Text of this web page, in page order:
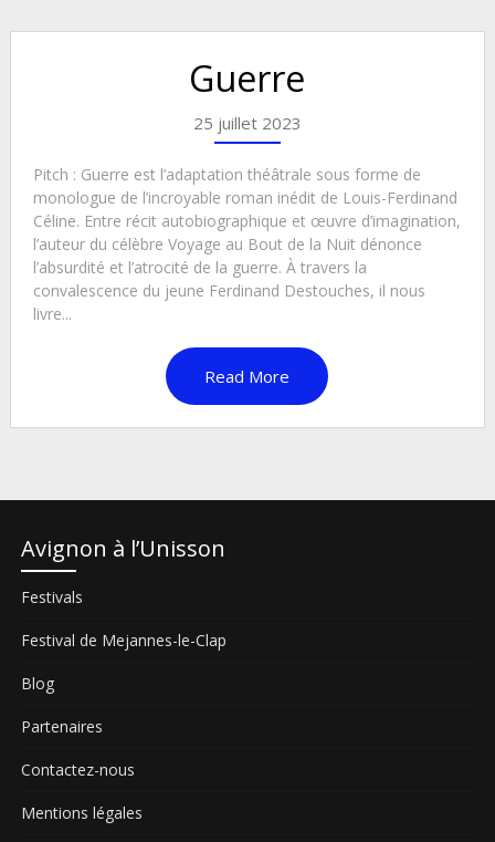
Guerre
25 juillet 2023
Pitch : Guerre est l’adaptation théâtrale sous forme de
monologue de l’incroyable roman inédit de Louis-Ferdinand
Céline. Entre récit autobiographique et œuvre d’imagination,
l’auteur du célèbre Voyage au Bout de la Nuit dénonce
l’absurdité et l’atrocité de la guerre. À travers la
convalescence du jeune Ferdinand Destouches, il nous
livre...
Read More
Avignon à l’Unisson
Festivals
Festival de Mejannes-le-Clap
Blog
Partenaires
Contactez-nous
Mentions légales